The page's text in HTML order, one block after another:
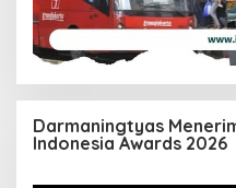
Darmaningtyas
Indonesia Awards 2026